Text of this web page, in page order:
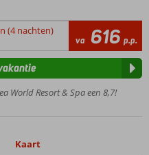
(4 nachten)
va 616 p.p.
World Resort & Spa een 8,7!
Kaart